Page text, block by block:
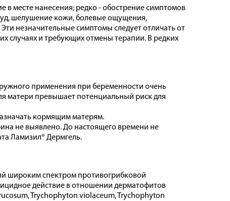
в месте нанесения; редко - обострение симптомов
шелушение кожи, болевые ощущения,
незначительные симптомы следует отличать от
случаях и требующих отмены терапии. В редких
применения при беременности очень
матери превышает потенциальный риск для
кормящим матерям.
не выявлено. До настоящего времени не
Ламизил® Дермгель.
широким спектром противогрибковой
действие в отношении дерматофитов
Trychophyton violaceum, Trychophyton